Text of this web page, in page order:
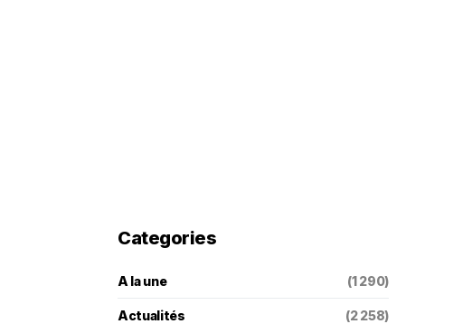
Categories
A la une (1 290)
Actualités (2 258)